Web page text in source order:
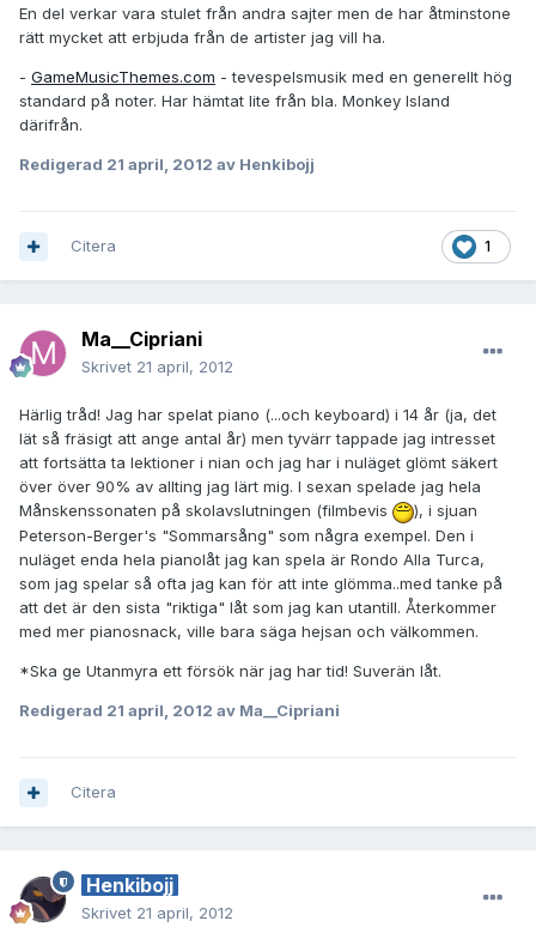
En del verkar vara stulet från andra sajter men de har åtminstone
rätt mycket att erbjuda från de artister jag vill ha.
- GameMusicThemes.com - tevespelsmusik med en generellt hög
standard på noter. Har hämtat lite från bla. Monkey Island
därifrån.
Redigerad 21 april, 2012 av Henkibojj
1
Citera
Ma__Cipriani
Skrivet 21 april, 2012
Härlig tråd! Jag har spelat piano (...och keyboard) i 14 år (ja, det
lät så fräsigt att ange antal år) men tyvärr tappade jag intresset
att fortsätta ta lektioner i nian och jag har i nuläget glömt säkert
över över 90% av allting jag lärt mig. I sexan spelade jag hela
Månskenssonaten på skolavslutningen (filmbevis
), i sjuan
Peterson-Berger's "Sommarsång" som några exempel. Den i
nuläget enda hela pianolåt jag kan spela är Rondo Alla Turca,
som jag spelar så ofta jag kan för att inte glömma..med tanke på
att det är den sista "riktiga" låt som jag kan utantill. Återkommer
med mer pianosnack, ville bara säga hejsan och välkommen.
*Ska ge Utanmyra ett försök när jag har tid! Suverän låt.
Redigerad 21 april, 2012 av Ma__Cipriani
Citera
Henkibojj
Skrivet 21 april, 2012